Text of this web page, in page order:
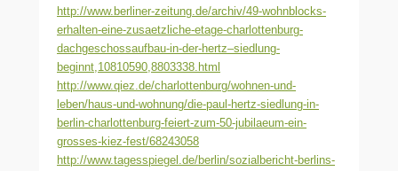
http://www.berliner-zeitung.de/archiv/49-wohnblocks-
erhalten-eine-zusaetzliche-etage-charlottenburg-
dachgeschossaufbau-in-der-hertz–siedlung-
beginnt,10810590,8803338.html
http://www.qiez.de/charlottenburg/wohnen-und-
leben/haus-und-wohnung/die-paul-hertz-siedlung-in-
berlin-charlottenburg-feiert-zum-50-jubilaeum-ein-
grosses-kiez-fest/68243058
http://www.tagesspiegel.de/berlin/sozialbericht-berlins-